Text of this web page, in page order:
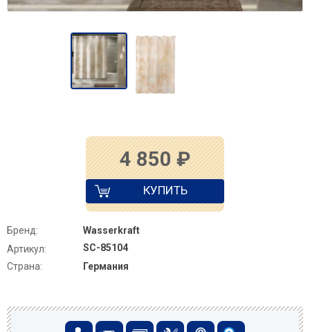
4 850 ₽
КУПИТЬ
Бренд:
Wasserkraft
Артикул:
SC-85104
Страна:
Германия